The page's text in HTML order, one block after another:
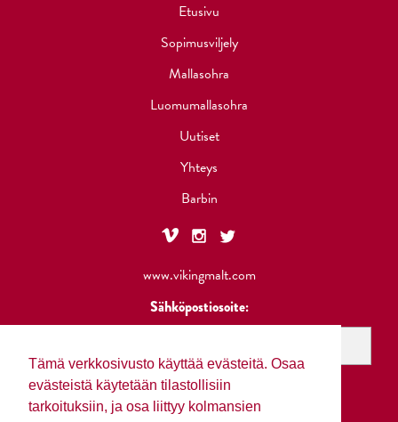
Tämä verkkosivusto käyttää evästeitä. Osaa
evästeistä käytetään tilastollisiin
tarkoituksiin, ja osa liittyy kolmansien
Etusivu
Sopimusviljely
Mallasohra
Luomumallasohra
Uutiset
Yhteys
Barbin
www.vikingmalt.com
Sähköpostiosoite: